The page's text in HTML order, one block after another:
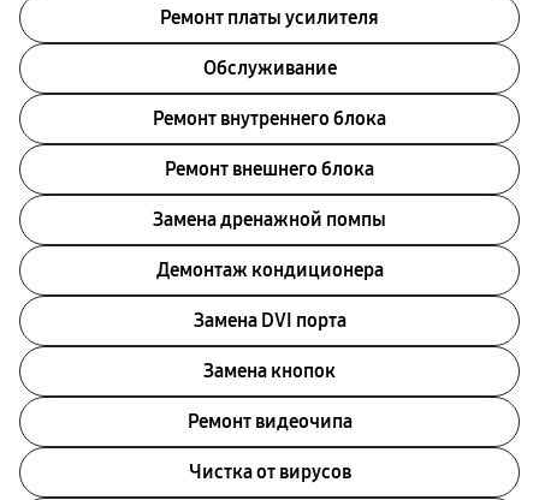
Ремонт платы усилителя
Обслуживание
Ремонт внутреннего блока
Ремонт внешнего блока
Замена дренажной помпы
Демонтаж кондиционера
Замена DVI порта
Замена кнопок
Ремонт видеочипа
Чистка от вирусов